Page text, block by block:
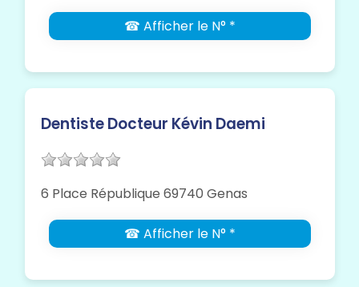
☎ Afficher le N° *
Dentiste Docteur Kévin Daemi
6 Place République 69740 Genas
☎ Afficher le N° *